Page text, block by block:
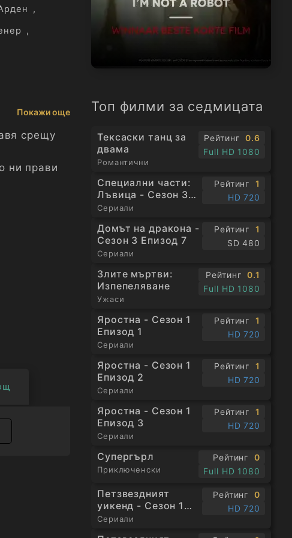
Топ филми за седмицата
Тексаски танц за
двама
Романтични
Рейтинг
0.6
Full HD 1080
Специални части:
Лъвица - Сезон 3
Епизод 1
Сериали
Рейтинг
1
HD 720
Домът на дракона -
Сезон 3 Епизод 7
Сериали
Рейтинг
1
SD 480
Злите мъртви:
Изпепеляване
Ужаси
Рейтинг
0.1
Full HD 1080
Яростна - Сезон 1
Епизод 1
Сериали
Рейтинг
1
HD 720
Яростна - Сезон 1
Епизод 2
Сериали
Рейтинг
1
HD 720
Яростна - Сезон 1
Епизод 3
Сериали
Рейтинг
1
HD 720
Супергърл
Приключенски
Рейтинг
0
Full HD 1080
Петзвездният
уикенд - Сезон 1
Епизод 1
Сериали
Рейтинг
0
HD 720
,
,
Покажи още
срещу
ни прави